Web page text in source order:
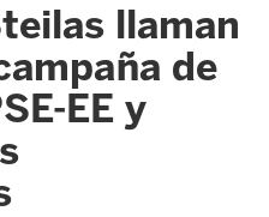
llaman
de
EE y